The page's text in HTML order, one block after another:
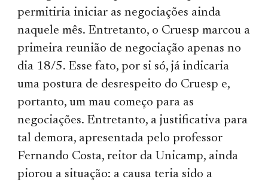
permitiria iniciar as negociações ainda
naquele mês. Entretanto, o Cruesp marcou a
primeira reunião de negociação apenas no
dia 18/5. Esse fato, por si só, já indicaria
uma postura de desrespeito do Cruesp e,
portanto, um mau começo para as
negociações. Entretanto, a justificativa para
tal demora, apresentada pelo professor
Fernando Costa, reitor da Unicamp, ainda
piorou a situação: a causa teria sido a